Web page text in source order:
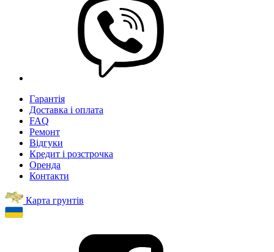
Гарантія
Доставка і оплата
FAQ
Ремонт
Відгуки
Кредит і розстрочка
Оренда
Контакти
Карта грунтів